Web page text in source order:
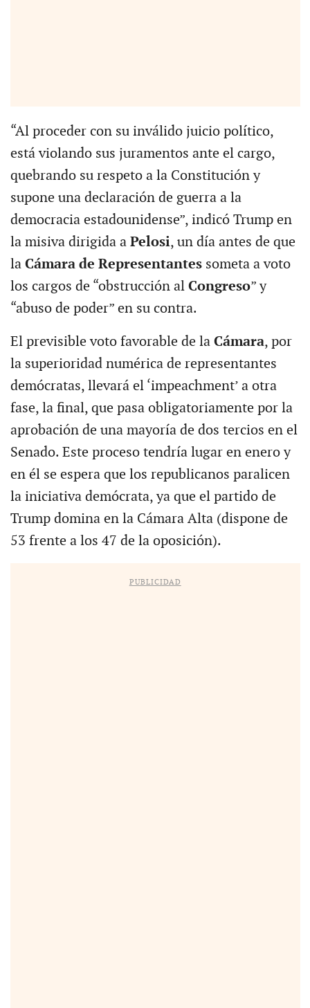
“Al proceder con su inválido juicio político,
está violando sus juramentos ante el cargo,
quebrando su respeto a la Constitución y
supone una declaración de guerra a la
democracia estadounidense”, indicó Trump en
la misiva dirigida a Pelosi, un día antes de que
laCámara de Representantessometa a voto
los cargos de “obstrucción al Congreso” y
“abuso de poder” en su contra.
El previsible voto favorable de la Cámara, por
la superioridad numérica de representantes
demócratas, llevará el ‘impeachment’ a otra
fase, la final, que pasa obligatoriamente por la
aprobación de una mayoría de dos tercios en el
Senado. Este proceso tendría lugar en enero y
en él se espera que los republicanos paralicen
la iniciativa demócrata, ya que el partido de
Trump domina en la Cámara Alta (dispone de
53 frente a los 47 de la oposición).
PUBLICIDAD